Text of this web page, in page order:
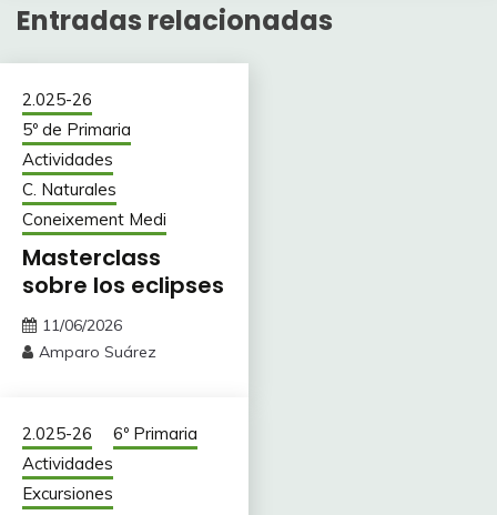
Entradas relacionadas
2.025-26
5º de Primaria
Actividades
C. Naturales
Coneixement Medi
Masterclass
sobre los eclipses
11/06/2026
Amparo Suárez
2.025-26
6º Primaria
Actividades
Excursiones